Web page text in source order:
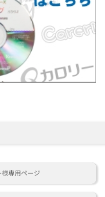
専用ページ